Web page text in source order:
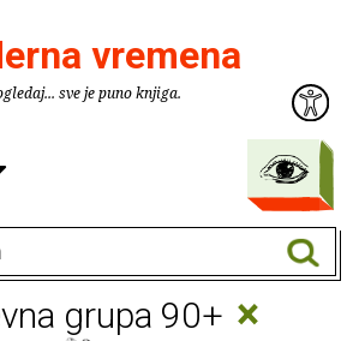
vremena
sve je puno knjiga.
grupa 90+ ×